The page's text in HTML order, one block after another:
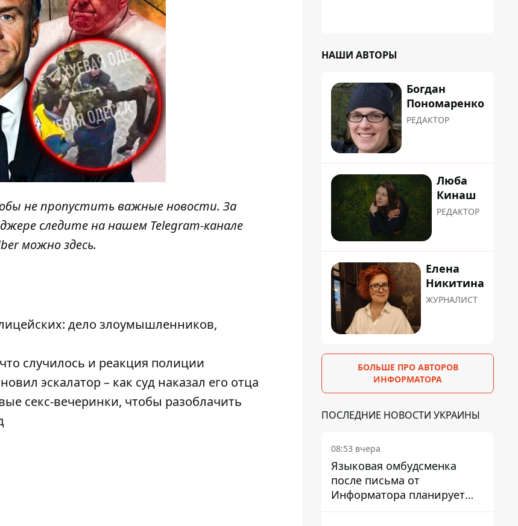
не пропустить важные новости. За
следите на нашем Telegram-канале
можноздесь.
дело злоумышленников,
случилось и реакция полиции
эскалатор – как суд наказал его отца
секс-вечеринки, чтобы разоблачить
НАШИ АВТОРЫ
Богдан
Пономаренко
РЕДАКТОР
Люба
Кинаш
РЕДАКТОР
Елена
Никитина
ЖУРНАЛИСТ
БОЛЬШЕ ПРО АВТОРОВ
ИНФОРМАТОРА
ПОСЛЕДНИЕ НОВОСТИ УКРАИНЫ
08:53 вчера
Языковая омбудсменка
после письма от
Информатора планирует
наказать компанию-